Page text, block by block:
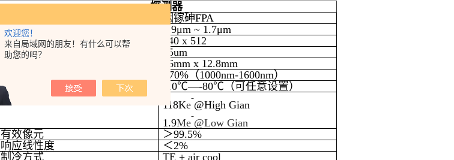
欢迎您！
来自局域网的朋友！有什么可以帮
助您的吗？
探测器
铟镓砷FPA
光谱响应
0.9μm ~ 1.7μm
像素
640 x 512
像间距
25um
16mm x 12.8mm
>70%（1000nm-1600nm）
制冷温度
-10℃—-80℃（可任意设置）
满阱容量
118Ke
-
@High Gian
1.9Me
-
@Low Gian
有效像元
＞99.5%
响应线性度
＜2%
制冷方式
TE + air cool